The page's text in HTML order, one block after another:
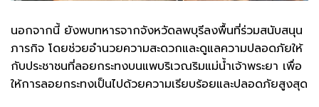
นอกจากนี้ ยังพบทหารจากจังหวัดลพบุรีลงพื้นที่ร่วมสนับสนุน
ภารกิจ โดยช่วยอำนวยความสะดวกและดูแลความปลอดภัยให้
กับประชาชนที่ลอยกระทงบนแพบริเวณริมแม่น้ำเจ้าพระยา เพื่อ
ให้การลอยกระทงเป็นไปด้วยความเรียบร้อยและปลอดภัยสูงสุด